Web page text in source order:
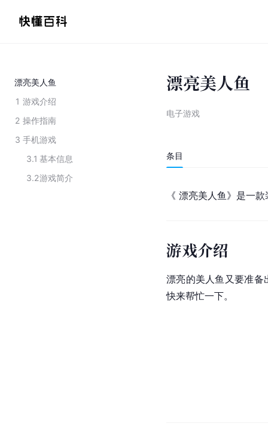
漂亮美人鱼
1 游戏介绍
2 操作指南
3 手机游戏
3.1 基本信息
3.2游戏简介
漂亮美人鱼
电子游戏
条目
《 漂亮美人鱼》是一款
游戏介绍
漂亮的美人鱼又要准备
快来帮忙一下。